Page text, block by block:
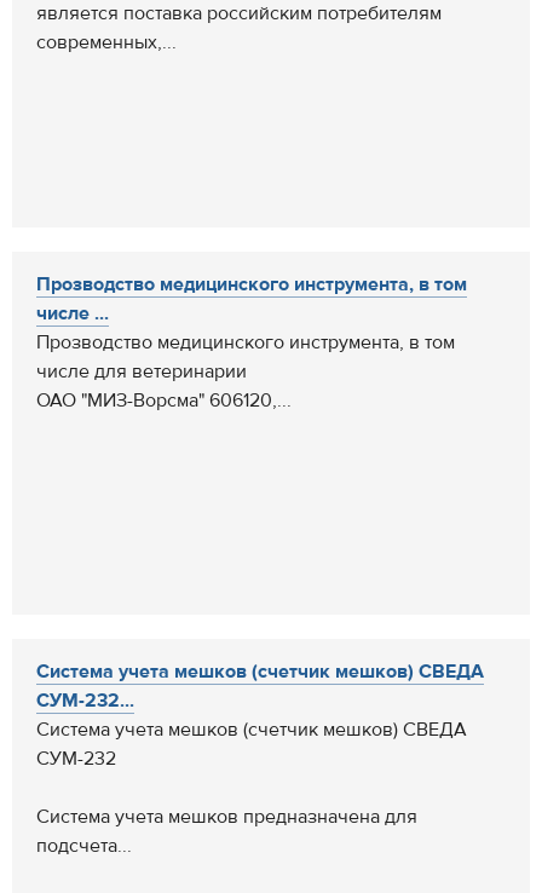
является поставка российским потребителям
современных,...
Прозводство медицинского инструмента, в том
числе ...
Прозводство медицинского инструмента, в том
числе для ветеринарии
ОАО "МИЗ-Ворсма" 606120,...
Система учета мешков (счетчик мешков) СВЕДА
СУМ-232...
Система учета мешков (счетчик мешков) СВЕДА
СУМ-232
Система учета мешков предназначена для
подсчета...